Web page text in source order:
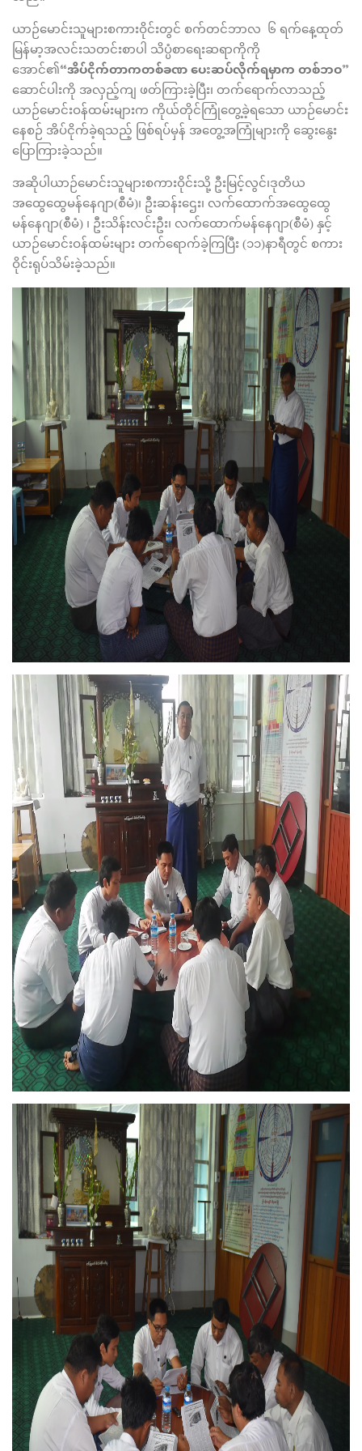
ယာဉ်မောင်းသူများစကားဝိုင်းတွင် စက်တင်ဘာလ ၆ ရက်နေ့ထုတ်
မြန်မာ့အလင်းသတင်းစာပါ သိပ္ပံစာရေးဆရာကိုကို
အောင်၏“အိပ်ငိုက်တာကတစ်ခဏ ပေးဆပ်လိုက်ရမှာက တစ်ဘဝ”
ဆောင်ပါးကို အလှည့်ကျ ဖတ်ကြားခဲ့ပြီး၊ တက်ရောက်လာသည့်
ယာဉ်မောင်းဝန်ထမ်းများက ကိုယ်တိုင်ကြုံတွေ့ခဲ့ရသော ယာဉ်မောင်း
နေစဉ် အိပ်ငိုက်ခဲ့ရသည့် ဖြစ်ရပ်မှန် အတွေ့အကြုံများကို ဆွေးနွေး
ပြောကြားခဲ့သည်။
အဆိုပါယာဉ်မောင်းသူများစကားဝိုင်းသို့ ဦးမြင့်လွင်၊ဒုတိယ
အထွေထွေမန်နေဂျာ(စီမံ)၊ ဦးဆန်းဌေး၊ လက်ထောက်အထွေထွေ
မန်နေဂျာ(စီမံ) ၊ ဦးသိန်းလင်းဦး၊ လက်ထောက်မန်နေဂျာ(စီမံ) နှင့်
ယာဉ်မောင်းဝန်ထမ်းများ တက်ရောက်ခဲ့ကြပြီး (၁၁)နာရီတွင် စကား
ဝိုင်းရုပ်သိမ်းခဲ့သည်။